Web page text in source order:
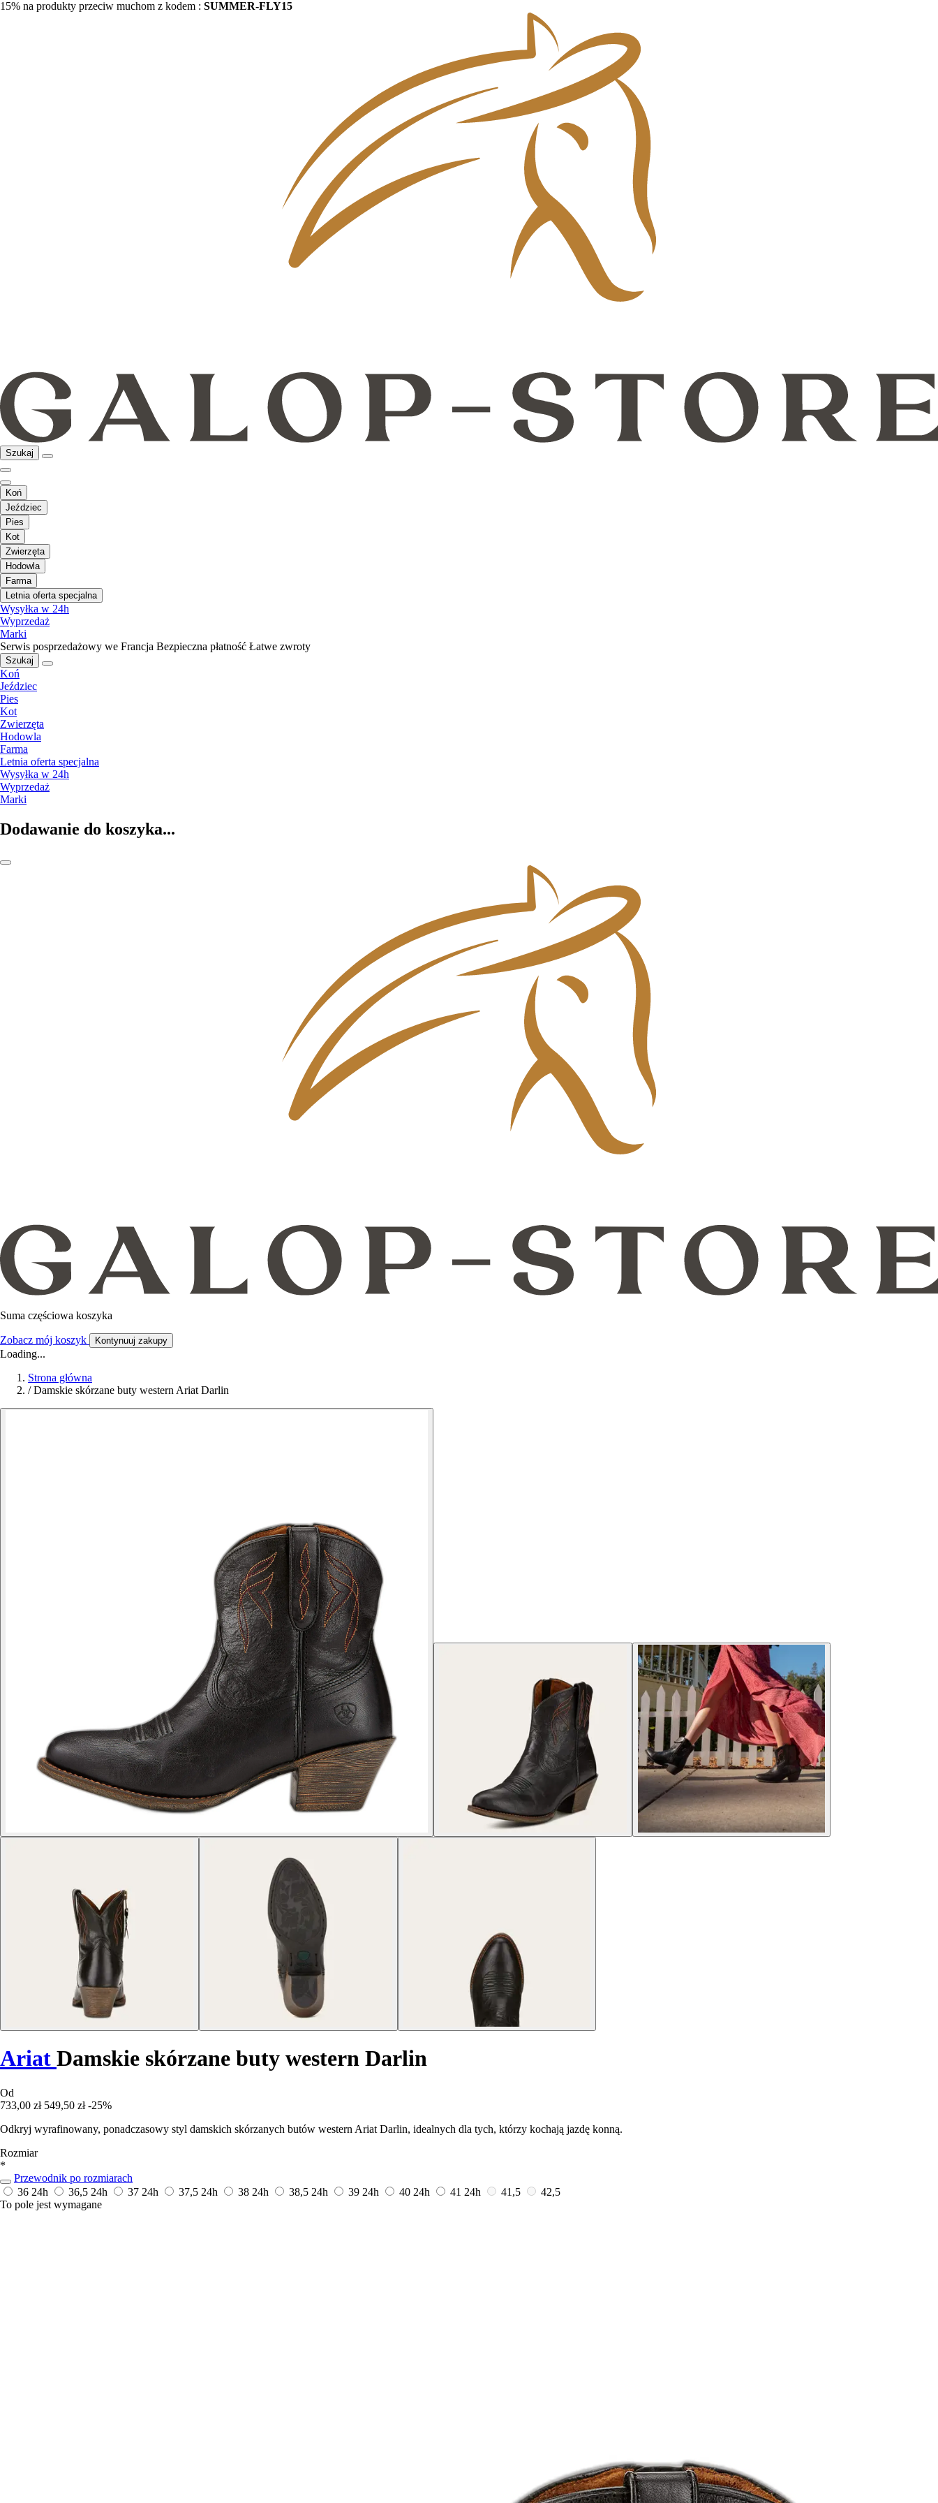
15% na produkty przeciw muchom z kodem : SUMMER-FLY15
Szukaj
Koń
Jeździec
Pies
Kot
Zwierzęta
Hodowla
Farma
Letnia oferta specjalna
Wysyłka w 24h
Wyprzedaż
Marki
Serwis posprzedażowy we Francja Bezpieczna płatność Łatwe zwroty
Szukaj
Koń
Jeździec
Pies
Kot
Zwierzęta
Hodowla
Farma
Letnia oferta specjalna
Wysyłka w 24h
Wyprzedaż
Marki
Dodawanie do koszyka...
Suma częściowa koszyka
Zobacz mój koszyk Kontynuuj zakupy
Loading...
Strona główna
/ Damskie skórzane buty western Ariat Darlin
Ariat Damskie skórzane buty western Darlin
Od
733,00 zł 549,50 zł -25%
Odkryj wyrafinowany, ponadczasowy styl damskich skórzanych butów western Ariat Darlin, idealnych dla tych, którzy kochają jazdę konną.
Rozmiar
*
Przewodnik po rozmiarach
36 24h 36,5 24h 37 24h 37,5 24h 38 24h 38,5 24h 39 24h 40 24h 41 24h 41,5
42,5
To pole jest wymagane